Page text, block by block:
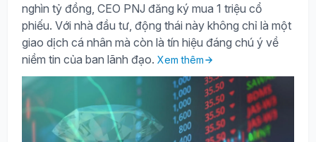
nghìn tỷ đồng, CEO PNJ đăng ký mua 1 triệu cổ
phiếu. Với nhà đầu tư, động thái này không chỉ là một
giao dịch cá nhân mà còn là tín hiệu đáng chú ý về
niềm tin của ban lãnh đạo. Xem thêm